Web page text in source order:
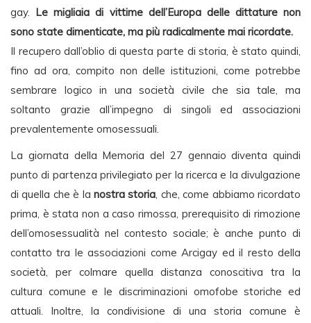
gay. Le migliaia di vittime dell’Europa delle dittature non
sono state dimenticate, ma più radicalmente mai ricordate.
Il recupero dall’oblio di questa parte di storia, è stato quindi,
fino ad ora, compito non delle istituzioni, come potrebbe
sembrare logico in una società civile che sia tale, ma
soltanto grazie all’impegno di singoli ed associazioni
prevalentemente omosessuali.
La giornata della Memoria del 27 gennaio diventa quindi
punto di partenza privilegiato per la ricerca e la divulgazione
di quella che è la nostra storia, che, come abbiamo ricordato
prima, è stata non a caso rimossa, prerequisito di rimozione
dell’omosessualità nel contesto sociale; è anche punto di
contatto tra le associazioni come Arcigay ed il resto della
società, per colmare quella distanza conoscitiva tra la
cultura comune e le discriminazioni omofobe storiche ed
attuali. Inoltre, la condivisione di una storia comune è